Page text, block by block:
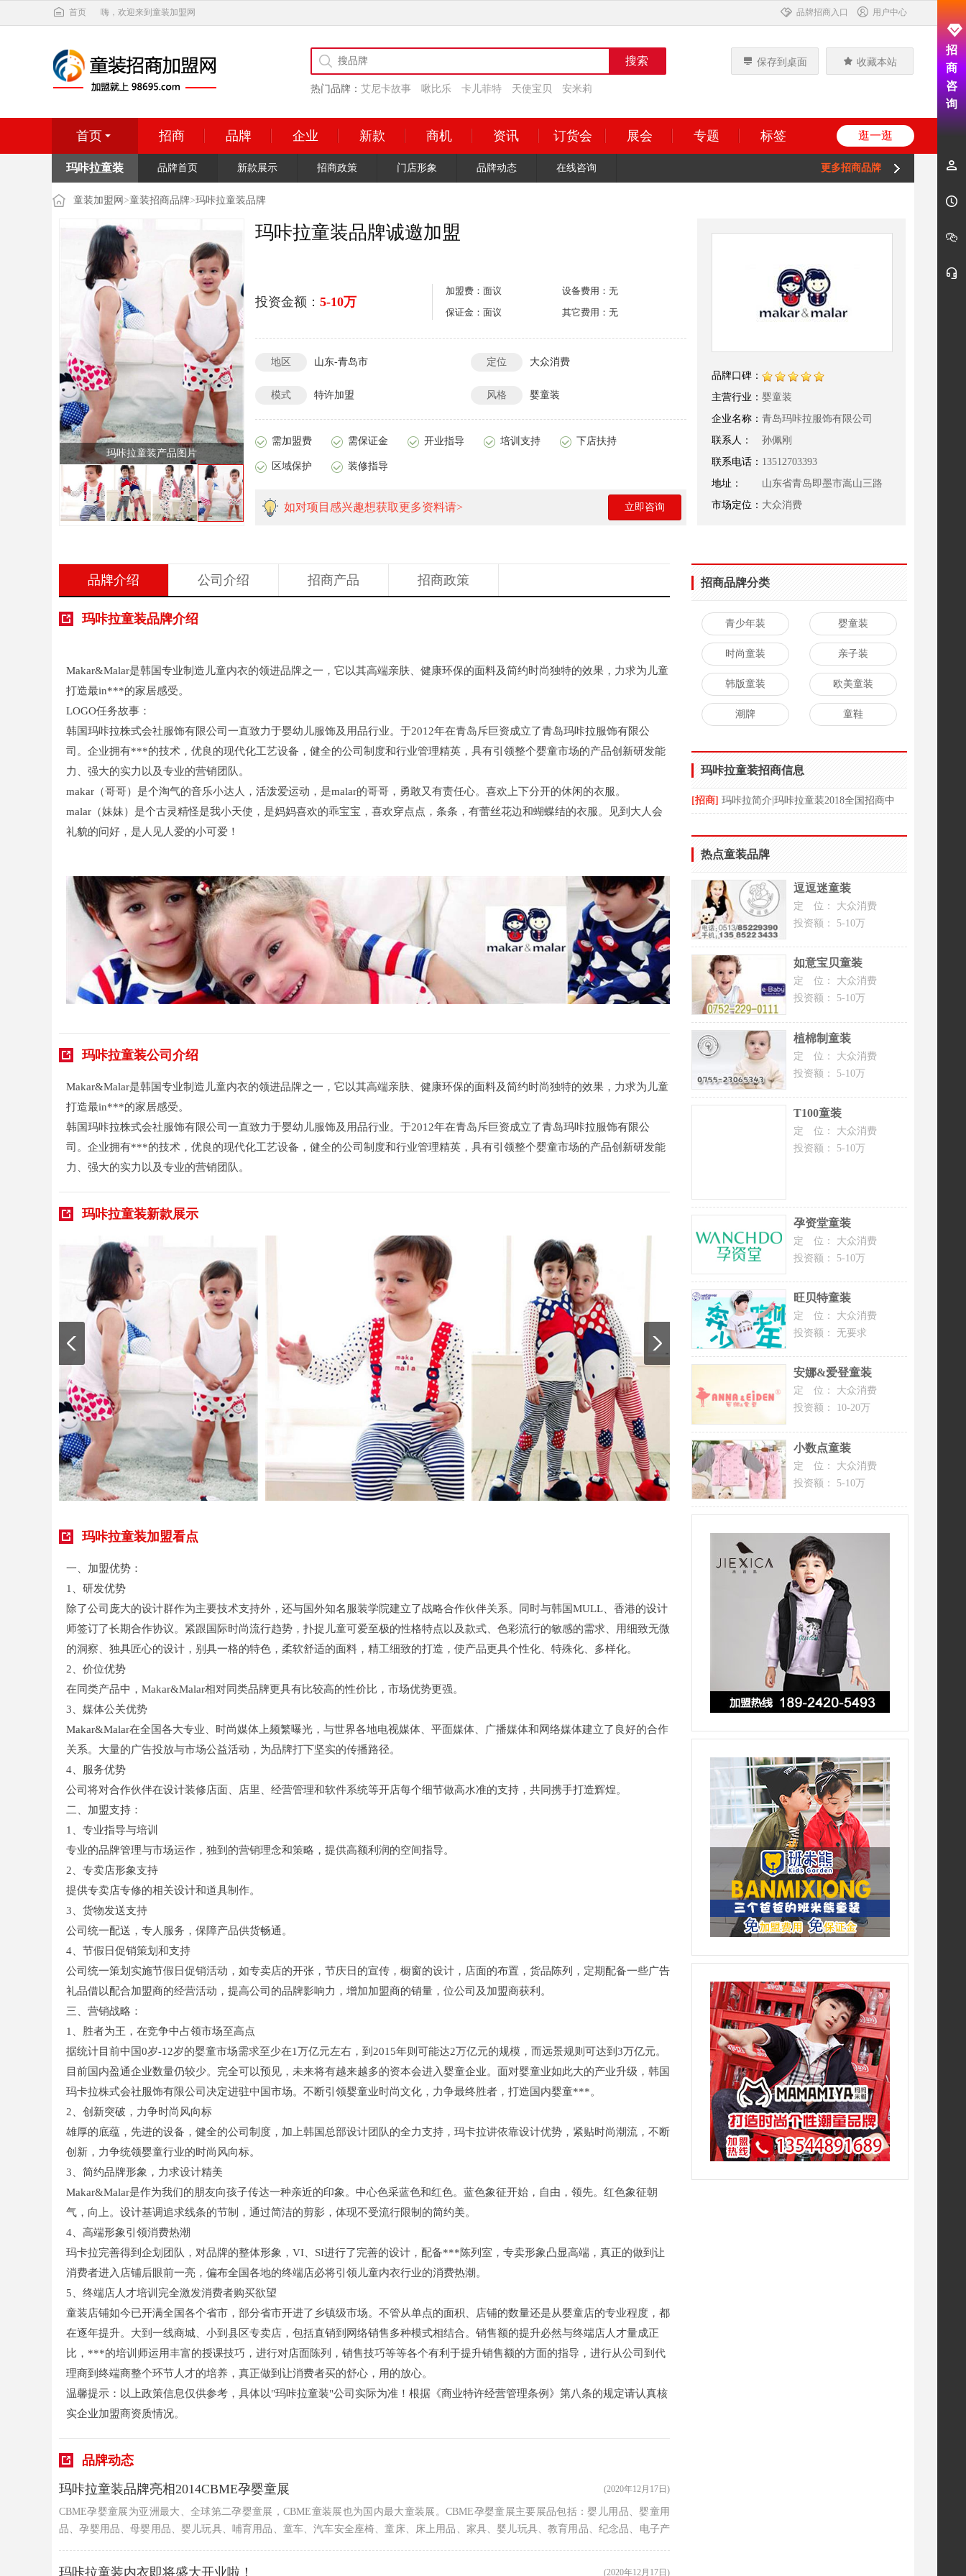
首页 嗨，欢迎来到童装加盟网 品牌招商入口 用户中心
热门品牌： 艾尼卡故事 啾比乐 卡儿菲特 天使宝贝 安米莉
保存到桌面 收藏本站
首页 招商 品牌 企业 新款 商机 资讯 订货会 展会 专题 标签 逛一逛
玛咔拉童装 品牌首页 新款展示 招商政策 门店形象 品牌动态 在线咨询 更多招商品牌
童装加盟网 >童装招商品牌>玛咔拉童装品牌
玛咔拉童装产品图片
玛咔拉童装品牌诚邀加盟
投资金额： 5-10万
加盟费：面议
设备费用：无
保证金：面议
其它费用：无
地区 山东-青岛市 定位 大众消费
模式 特许加盟 风格 婴童装
需加盟费 需保证金 开业指导 培训支持 下店扶持
区域保护 装修指导
如对项目感兴趣想获取更多资料请> 立即咨询
品牌口碑：
主营行业： 婴童装
企业名称： 青岛玛咔拉服饰有限公司
联系人：
孙佩刚
联系电话： 13512703393
地址：
山东省青岛即墨市嵩山三路
650号
市场定位： 大众消费
品牌介绍 公司介绍 招商产品 招商政策
玛咔拉童装品牌介绍
Makar&Malar是韩国专业制造儿童内衣的领进品牌之一，它以其高端亲肤、健康环保的面料及简约时尚独特的效果，力求为儿童
打造最in***的家居感受。
LOGO任务故事：
韩国玛咔拉株式会社服饰有限公司一直致力于婴幼儿服饰及用品行业。于2012年在青岛斥巨资成立了青岛玛咔拉服饰有限公
司。企业拥有***的技术，优良的现代化工艺设备，健全的公司制度和行业管理精英，具有引领整个婴童市场的产品创新研发能
力、强大的实力以及专业的营销团队。
makar（哥哥）是个淘气的音乐小达人，活泼爱运动，是malar的哥哥，勇敢又有责任心。喜欢上下分开的休闲的衣服。
malar（妹妹）是个古灵精怪是我小天使，是妈妈喜欢的乖宝宝，喜欢穿点点，条条，有蕾丝花边和蝴蝶结的衣服。见到大人会
礼貌的问好，是人见人爱的小可爱！
玛咔拉童装公司介绍
Makar&Malar是韩国专业制造儿童内衣的领进品牌之一，它以其高端亲肤、健康环保的面料及简约时尚独特的效果，力求为儿童
打造最in***的家居感受。
韩国玛咔拉株式会社服饰有限公司一直致力于婴幼儿服饰及用品行业。于2012年在青岛斥巨资成立了青岛玛咔拉服饰有限公
司。企业拥有***的技术，优良的现代化工艺设备，健全的公司制度和行业管理精英，具有引领整个婴童市场的产品创新研发能
力、强大的实力以及专业的营销团队。
玛咔拉童装新款展示
玛咔拉童装加盟看点
一、加盟优势：
1、研发优势
除了公司庞大的设计群作为主要技术支持外，还与国外知名服装学院建立了战略合作伙伴关系。同时与韩国MULL、香港的设计
师签订了长期合作协议。紧跟国际时尚流行趋势，扑捉儿童可爱至极的性格特点以及款式、色彩流行的敏感的需求、用细致无微
的洞察、独具匠心的设计，别具一格的特色，柔软舒适的面料，精工细致的打造，使产品更具个性化、特殊化、多样化。
2、价位优势
在同类产品中，Makar&Malar相对同类品牌更具有比较高的性价比，市场优势更强。
3、媒体公关优势
Makar&Malar在全国各大专业、时尚媒体上频繁曝光，与世界各地电视媒体、平面媒体、广播媒体和网络媒体建立了良好的合作
关系。大量的广告投放与市场公益活动，为品牌打下坚实的传播路径。
4、服务优势
公司将对合作伙伴在设计装修店面、店里、经营管理和软件系统等开店每个细节做高水准的支持，共同携手打造辉煌。
二、加盟支持：
1、专业指导与培训
专业的品牌管理与市场运作，独到的营销理念和策略，提供高额利润的空间指导。
2、专卖店形象支持
提供专卖店专修的相关设计和道具制作。
3、货物发送支持
公司统一配送，专人服务，保障产品供货畅通。
4、节假日促销策划和支持
公司统一策划实施节假日促销活动，如专卖店的开张，节庆日的宣传，橱窗的设计，店面的布置，货品陈列，定期配备一些广告
礼品借以配合加盟商的经营活动，提高公司的品牌影响力，增加加盟商的销量，位公司及加盟商获利。
三、营销战略：
1、胜者为王，在竞争中占领市场至高点
据统计目前中国0岁-12岁的婴童市场需求至少在1万亿元左右，到2015年则可能达2万亿元的规模，而远景规则可达到3万亿元。
目前国内盈通企业数量仍较少。完全可以预见，未来将有越来越多的资本会进入婴童企业。面对婴童业如此大的产业升级，韩国
玛卡拉株式会社服饰有限公司决定进驻中国市场。不断引领婴童业时尚文化，力争最终胜者，打造国内婴童***。
2、创新突破，力争时尚风向标
雄厚的底蕴，先进的设备，健全的公司制度，加上韩国总部设计团队的全力支持，玛卡拉讲依靠设计优势，紧贴时尚潮流，不断
创新，力争统领婴童行业的时尚风向标。
3、简约品牌形象，力求设计精美
Makar&Malar是作为我们的朋友向孩子传达一种亲近的印象。中心色采蓝色和红色。蓝色象征开始，自由，领先。红色象征朝
气，向上。设计基调追求线条的节制，通过简洁的剪影，体现不受流行限制的简约美。
4、高端形象引领消费热潮
玛卡拉完善得到企划团队，对品牌的整体形象，VI、SI进行了完善的设计，配备***陈列室，专卖形象凸显高端，真正的做到让
消费者进入店铺后眼前一亮，偏布全国各地的终端店必将引领儿童内衣行业的消费热潮。
5、终端店人才培训完全激发消费者购买欲望
童装店铺如今已开满全国各个省市，部分省市开进了乡镇级市场。不管从单点的面积、店铺的数量还是从婴童店的专业程度，都
在逐年提升。大到一线商城、小到县区专卖店，包括直销到网络销售多种模式相结合。销售额的提升必然与终端店人才量成正
比，***的培训师运用丰富的授课技巧，进行对店面陈列，销售技巧等等各个有利于提升销售额的方面的指导，进行从公司到代
理商到终端商整个环节人才的培养，真正做到让消费者买的舒心，用的放心。
温馨提示：以上政策信息仅供参考，具体以"玛咔拉童装"公司实际为准！根据《商业特许经营管理条例》第八条的规定请认真核
实企业加盟商资质情况。
品牌动态
玛咔拉童装品牌亮相2014CBME孕婴童展
(2020年12月17日)
CBME孕婴童展为亚洲最大、全球第二孕婴童展，CBME童装展也为国内最大童装展。CBME孕婴童展主要展品包括：婴儿用品、婴童用
品、孕婴用品、母婴用品、婴儿玩具、哺育用品、童车、汽车安全座椅、童床、床上用品、家具、婴儿玩具、教育用品、纪念品、电子产
品、清洁洗护产品、童装、婴装、孕装、孕妇内衣、孕婴童食品及保健品等，涵盖孕婴童全部产品。 [详细]
玛咔拉童装内衣即将盛大开业啦！ (2020年12月17日)
招商品牌分类
青少年装 婴童装
时尚童装 亲子装
韩版童装 欧美童装
潮牌 童鞋
玛咔拉童装招商信息
[招商] 玛咔拉简介|玛咔拉童装2018全国招商中
热点童装品牌
逗逗迷童装
定 位： 大众消费
投资额： 5-10万
如意宝贝童装
定 位： 大众消费
投资额： 5-10万
植棉制童装
定 位： 大众消费
投资额： 5-10万
T100童装
定 位： 大众消费
投资额： 5-10万
孕资堂童装
定 位： 大众消费
投资额： 5-10万
旺贝特童装
定 位： 大众消费
投资额： 无要求
安娜&爱登童装
定 位： 大众消费
投资额： 10-20万
小数点童装
定 位： 大众消费
投资额： 5-10万
招
商
咨
询